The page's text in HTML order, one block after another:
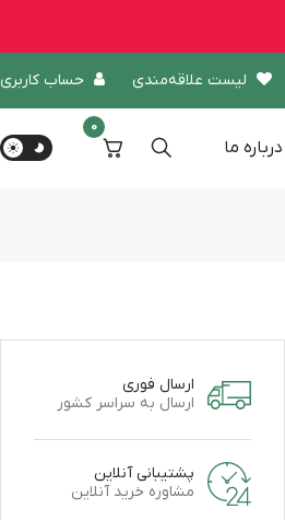
لیست علاقه‌مندی حساب کاربری
درباره‌ ما
0
ارسال فوری
ارسال به سراسر کشور
پشتیبانی آنلاین
مشاوره خرید آنلاین